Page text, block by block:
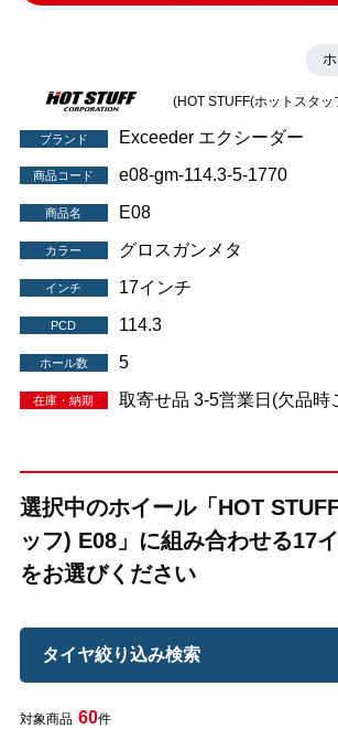
(HOT STUFF(ホットスタッ
ブランド Exceeder エクシーダー
商品コード e08-gm-114.3-5-1770
商品名 E08
カラー グロスガンメタ
インチ 17インチ
PCD 114.3
ホール数 5
在庫・納期 取寄せ品 3-5営業日(欠品時
選択中のホイール「HOT
ッフ) E08」に組み合わせる17
をお選びください
タイヤ絞り込み検索
対象商品 60件